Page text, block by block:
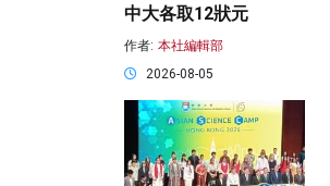
中大各取12狀元
作者: 本社編輯部
2026-08-05